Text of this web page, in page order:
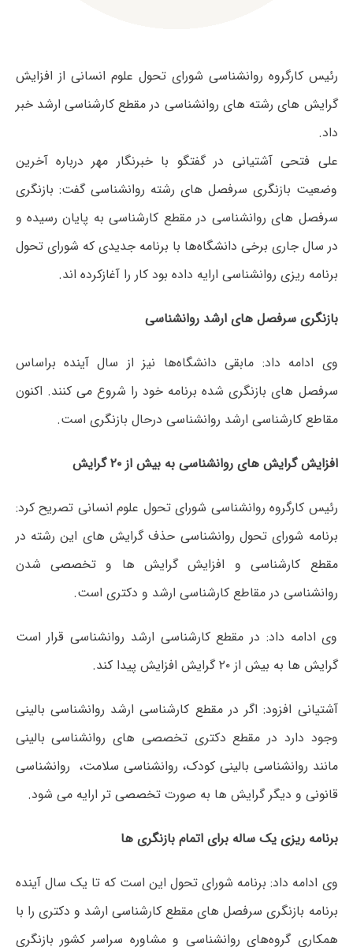
رئیس کارگروه روانشناسی شورای تحول علوم انسانی از افزایش
گرایش های رشته های روانشناسی در مقطع کارشناسی ارشد خبر
داد.
علی فتحی آشتیانی در گفتگو با خبرنگار مهر درباره آخرین
وضعیت بازنگری سرفصل های رشته روانشناسی گفت: بازنگری
سرفصل های روانشناسی در مقطع کارشناسی به پایان رسیده و
در سال جاری برخی دانشگاه‌ها با برنامه جدیدی که شورای تحول
برنامه ریزی روانشناسی ارایه داده بود کار را آغازکرده اند.
بازنگری سرفصل های ارشد روانشناسی
وی ادامه داد: مابقی دانشگاه‌ها نیز از سال آینده براساس
سرفصل های بازنگری شده برنامه خود را شروع می کنند. اکنون
مقاطع کارشناسی ارشد روانشناسی درحال بازنگری است.
افزایش گرایش های روانشناسی به بیش از ۲۰ گرایش
رئیس کارگروه روانشناسی شورای تحول علوم انسانی تصریح کرد:
برنامه شورای تحول روانشناسی حذف گرایش های این رشته در
مقطع کارشناسی و افزایش گرایش ها و تخصصی شدن
روانشناسی در مقاطع کارشناسی ارشد و دکتری است.
وی ادامه داد: در مقطع کارشناسی ارشد روانشناسی قرار است
گرایش ها به بیش از ۲۰ گرایش افزایش پیدا کند.
آشتیانی افزود: اگر در مقطع کارشناسی ارشد روانشناسی بالینی
وجود دارد در مقطع دکتری تخصصی های روانشناسی بالینی
مانند روانشناسی بالینی کودک، روانشناسی سلامت، روانشناسی
قانونی و دیگر گرایش ها به صورت تخصصی تر ارایه می شود.
برنامه ریزی یک ساله برای اتمام بازنگری ها
وی ادامه داد: برنامه شورای تحول این است که تا یک سال آینده
برنامه بازنگری سرفصل های مقطع کارشناسی ارشد و دکتری را با
همکاری گروه‌های روانشناسی و مشاوره سراسر کشور بازنگری